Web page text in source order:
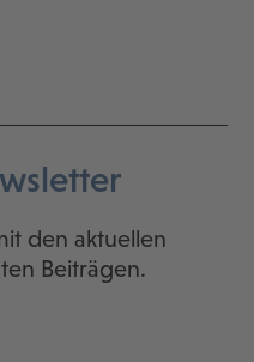
den aktuellen
Beiträgen.